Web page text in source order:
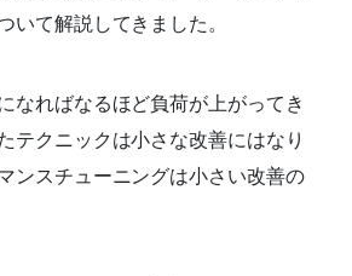
いて解説してきました。
なればなるほど負荷が上がってき
テクニックは小さな改善にはなり
ンスチューニングは小さい改善の